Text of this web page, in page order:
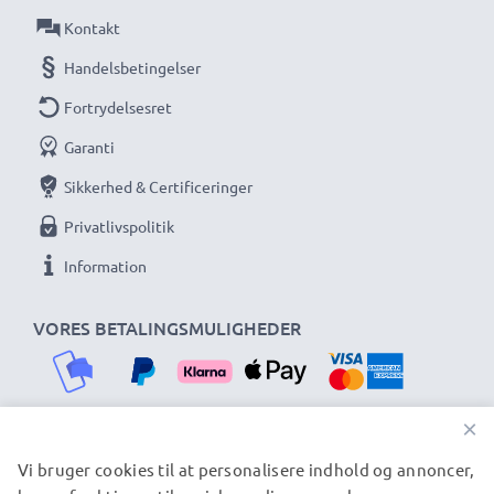
udløsertrigger – præcis kontrol for skarpe,
års garanti!
VORES BETALINGSMULIGHEDER
Kontakt
Handelsbetingelser
Fortrydelsesret
Garanti
Sikkerhed & Certificeringer
Privatlivspolitik
Information
VORES FORSENDELSESPARTNERE
×
Vi bruger cookies til at personalisere indhold og annoncer,